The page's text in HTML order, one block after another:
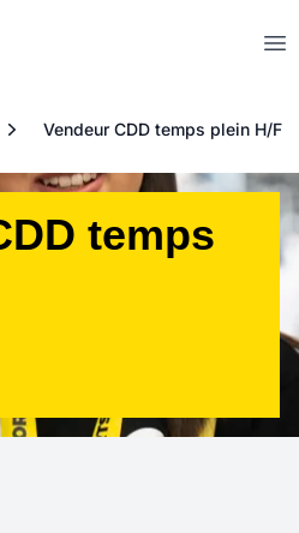
Vendeur CDD temps plein H/F
temps